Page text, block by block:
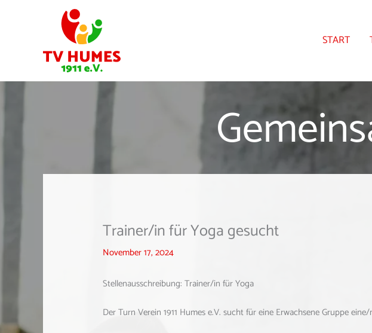
START
Trainer/in für Yoga gesucht
November 17, 2024
Stellenausschreibung: Trainer/in für Yoga
Der Turn Verein 1911 Humes e.V. sucht für eine Erwachsene Gruppe